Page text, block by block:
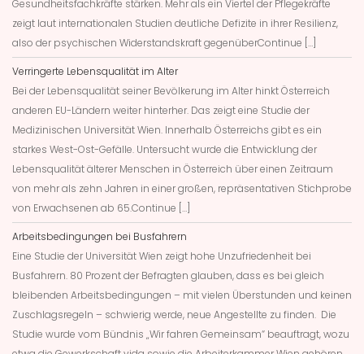
Gesundheitsfachkräfte stärken. Mehr als ein Viertel der Pflegekräfte
zeigt laut internationalen Studien deutliche Defizite in ihrer Resilienz,
also der psychischen Widerstandskraft gegenüberContinue […]
Verringerte Lebensqualität im Alter
Bei der Lebensqualität seiner Bevölkerung im Alter hinkt Österreich
anderen EU-Ländern weiter hinterher. Das zeigt eine Studie der
Medizinischen Universität Wien. Innerhalb Österreichs gibt es ein
starkes West-Ost-Gefälle. Untersucht wurde die Entwicklung der
Lebensqualität älterer Menschen in Österreich über einen Zeitraum
von mehr als zehn Jahren in einer großen, repräsentativen Stichprobe
von Erwachsenen ab 65.Continue […]
Arbeitsbedingungen bei Busfahrern
Eine Studie der Universität Wien zeigt hohe Unzufriedenheit bei
Busfahrern. 80 Prozent der Befragten glauben, dass es bei gleich
bleibenden Arbeitsbedingungen – mit vielen Überstunden und keinen
Zuschlagsregeln – schwierig werde, neue Angestellte zu finden. Die
Studie wurde vom Bündnis „Wir fahren Gemeinsam“ beauftragt, wozu